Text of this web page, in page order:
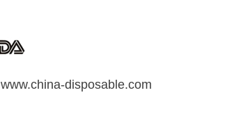
www.china-disposable.com